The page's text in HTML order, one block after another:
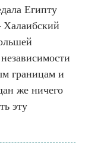
Египту
границам и
же ничего
эту